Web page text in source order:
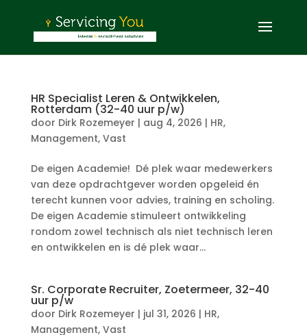
HR Specialist Leren & Ontwikkelen,
Rotterdam (32-40 uur p/w)
door Dirk Rozemeyer | aug 4, 2026 | HR,
Management, Vast
De eigen Academie! Dé plek waar medewerkers
van deze opdrachtgever worden opgeleid én
terecht kunnen voor advies, training en scholing.
De eigen Academie stimuleert ontwikkeling
rondom zowel technisch als niet technisch leren
en ontwikkelen en is dé plek waar...
Sr. Corporate Recruiter, Zoetermeer, 32-40
uur p/w
door Dirk Rozemeyer | jul 31, 2026 | HR,
Management, Vast